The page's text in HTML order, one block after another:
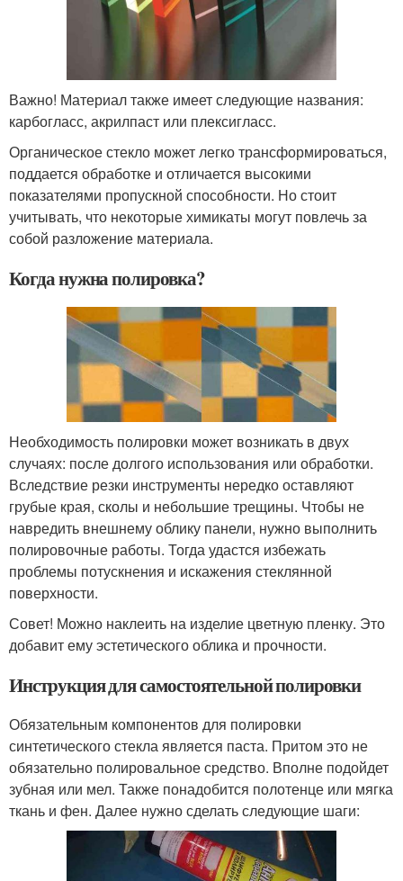
Важно! Материал также имеет следующие названия:
карбогласс, акрилпаст или плексигласс.
Органическое стекло может легко трансформироваться,
поддается обработке и отличается высокими
показателями пропускной способности. Но стоит
учитывать, что некоторые химикаты могут повлечь за
собой разложение материала.
Когда нужна полировка?
Необходимость полировки может возникать в двух
случаях: после долгого использования или обработки.
Вследствие резки инструменты нередко оставляют
грубые края, сколы и небольшие трещины. Чтобы не
навредить внешнему облику панели, нужно выполнить
полировочные работы. Тогда удастся избежать
проблемы потускнения и искажения стеклянной
поверхности.
Совет! Можно наклеить на изделие цветную пленку. Это
добавит ему эстетического облика и прочности.
Инструкция для самостоятельной полировки
Обязательным компонентов для полировки
синтетического стекла является паста. Притом это не
обязательно полировальное средство. Вполне подойдет
зубная или мел. Также понадобится полотенце или мягка
ткань и фен. Далее нужно сделать следующие шаги: